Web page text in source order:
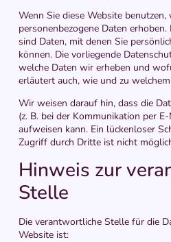
Wenn Sie diese Website benutzen,
personenbezogene Daten
sind Daten, mit denen Sie
können. Die vorliegende
welche Daten wir erheben und
erläutert auch, wie und zu
Wir weisen darauf hin, dass die
(z. B. bei der Kommunikation per
aufweisen kann. Ein lückenloser
Zugriff durch Dritte ist nicht
Hinweis zur
Stelle
Die verantwortliche Stelle für die
Website ist: